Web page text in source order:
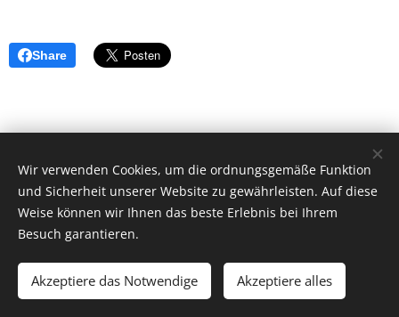
Share
© 2019CHEMNITZER TENNIS CLUB KÜCHWALD e. V.
Unterstützt vonWebnode Cookies
Wir verwenden Cookies, um die ordnungsgemäße Funktion
und Sicherheit unserer Website zu gewährleisten. Auf diese
Weise können wir Ihnen das beste Erlebnis bei Ihrem
Besuch garantieren.
Akzeptiere das Notwendige Akzeptiere alles